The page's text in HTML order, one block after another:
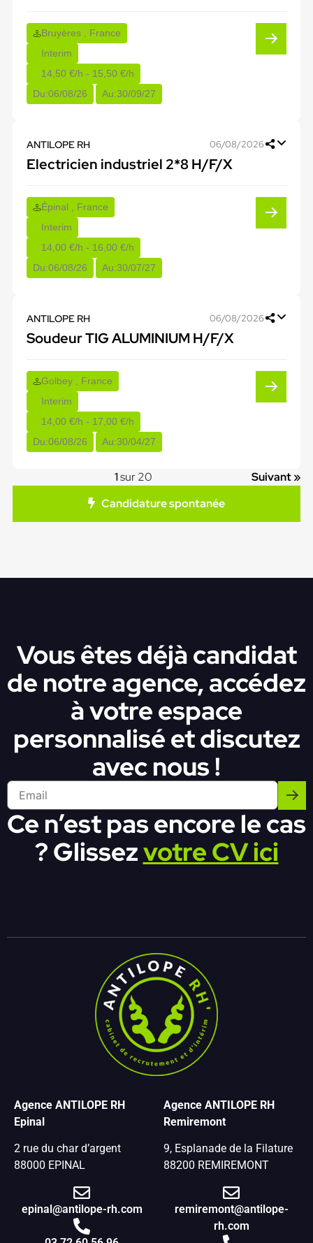
Bruyères , France
Interim
14,50 €/h - 15,50 €/h
Du:06/08/26 Au:30/09/27
ANTILOPE RH 06/08/2026
Electricien industriel 2*8 H/F/X
Épinal , France
Interim
14,00 €/h - 16,00 €/h
Du:06/08/26 Au:30/07/27
ANTILOPE RH 06/08/2026
Soudeur TIG ALUMINIUM H/F/X
Golbey , France
Interim
14,00 €/h - 17,00 €/h
Du:06/08/26 Au:30/04/27
1sur 20
Suivant »
Candidature spontanée
Vous êtes déjà candidat
de notre agence, accédez
à votre espace
personnalisé et discutez
avec nous !
Ce n’est pas encore le cas
? Glissezvotre CV ici
Agence ANTILOPE RH
Epinal
2 rue du char d’argent
88000 EPINAL
epinal@antilope-rh.com
Agence ANTILOPE RH
Remiremont
9, Esplanade de la Filature
88200 REMIREMONT
remiremont@antilope-
rh.com